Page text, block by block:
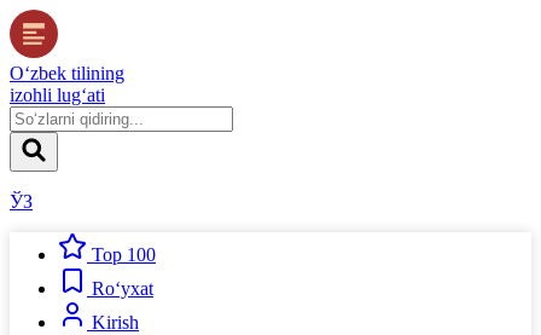
O‘zbek tilining
izohli lug‘ati
ЎЗ
Top 100
Ro‘yxat
Kirish